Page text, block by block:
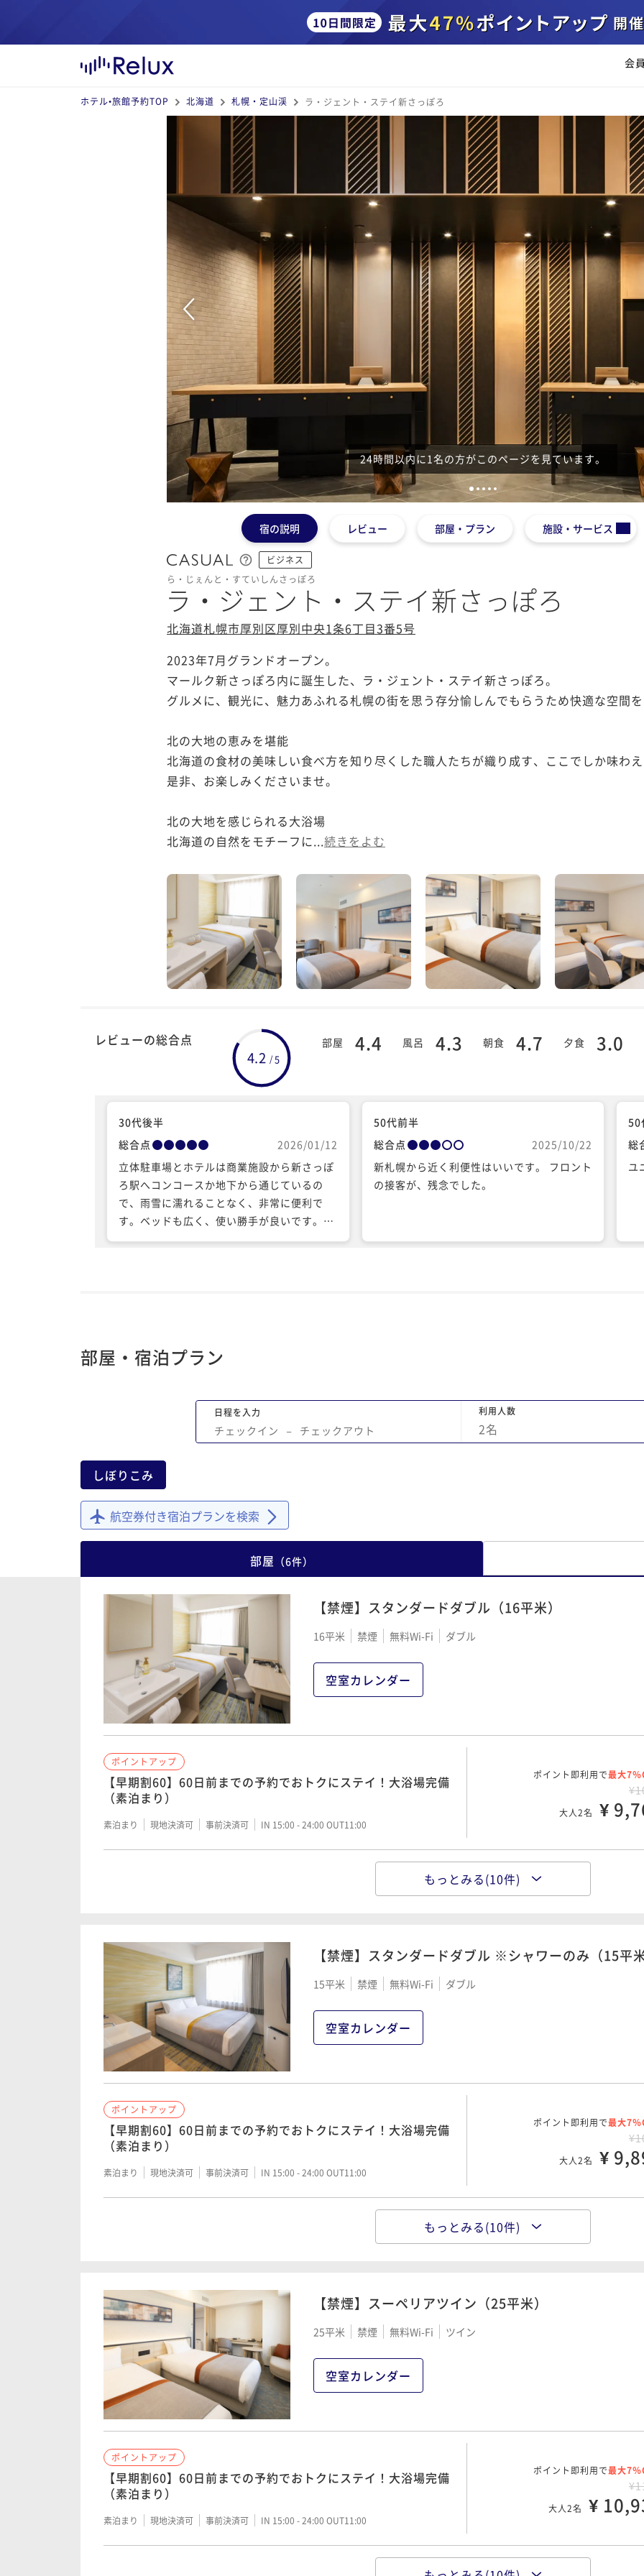
会
ホテル•旅館予約TOP 北海道 札幌・定山渓 ラ・ジェント・ステイ新さっぽろ
24時間以内に1名の方がこのページを見ています。
1 2 3 4 5
宿の説明 レビュー 部屋・プラン 施設・サービス
ビジネス
ら・じぇんと・すていしんさっぽろ
ラ・ジェント・ステイ新さっぽろ
北海道札幌市厚別区厚別中央1条6丁目3番5号
2023年7月グランドオープン。
マールク新さっぽろ内に誕生した、ラ・ジェント・ステイ新さっぽろ。
グルメに、観光に、魅力あふれる札幌の街を思う存分愉しんでもらうため快適な空間を
北の大地の恵みを堪能
北海道の食材の美味しい食べ方を知り尽くした職人たちが織り成す、ここでしか味わえ
是非、お楽しみくださいませ。
北の大地を感じられる大浴場
北海道の自然をモチーフに...続きをよむ
レビューの総合点
4.2 /5
部屋 4.4 風呂 4.3 朝食 4.7 夕食 3.0
30代後半
総合点
2026/01/12
立体駐車場とホテルは商業施設から新さっぽ
ろ駅へコンコースか地下から通じているの
で、雨雪に濡れることなく、非常に便利で
す。ベッドも広く、使い勝手が良いです。電
車の音も入ってこず、静かでした。駐車場は
50代前半
総合点
2025/10/22
新札幌から近く利便性はいいです。 フロント
の接客が、残念でした。
50
総
ユ
部屋・宿泊プラン
日程を入力
チェックイン − チェックアウト
利用人数
2名
しぼりこみ
航空券付き宿泊プランを検索
部屋 （6件）
【禁煙】スタンダードダブル（16平米）
16平米 禁煙 無料Wi-Fi ダブル
空室カレンダー
ポイントアップ
【早期割60】60日前までの予約でおトクにステイ！大浴場完備
（素泊まり）
素泊まり 現地決済可 事前決済可 IN 15:00 - 24:00 OUT11:00
ポイント即利用で最大7％
大人2名 ¥
【早期割45】45日前までの予約でおトクにステイ！大浴場完備
ポイントアップ
【早期割30】30日前までの予約でおトクにステイ！大浴場完備
（素泊まり）
素泊まり 現地決済可 事前決済可 IN 15:00 - 24:00 OUT11:00
¥
ポイントアップ
【早期割60】60日前までの予約でおトクにステイ！大浴場完備
（朝食付き）
朝食付き 現地決済可 事前決済可 IN 15:00 - 24:00 OUT11:00
ポイント即利用で 最大7％
大人2名 ¥
【シンプルステイ/素泊まり】JR新札幌駅＆地下鉄新さっぽろ駅
ポイント即利用で
【早期割45】45日前までの予約でおトクにステイ！大浴場完備
（朝食付き）
朝食付き 事前決済可 IN 15:00 - 24:00 OUT11:00
¥
ポイントアップ
【早期割30】30日前までの予約でおトクにステイ！大浴場完備
（朝食付き）
¥
もっとみる(10件)
【禁煙】スタンダードダブル ※シャワーのみ（15平米
15平米 禁煙 無料Wi-Fi ダブル
空室カレンダー
ポイントアップ
【早期割60】60日前までの予約でおトクにステイ！大浴場完備
（素泊まり）
素泊まり 現地決済可 事前決済可 IN 15:00 - 24:00 OUT11:00
ポイント即利用で最大7％
大人2名 ¥
【早期割45】45日前までの予約でおトクにステイ！大浴場完備
ポイントアップ
【早期割30】30日前までの予約でおトクにステイ！大浴場完備
（素泊まり）
素泊まり 事前決済可 IN 15:00 - 24:00 OUT11:00
¥
ポイントアップ
【早期割60】60日前までの予約でおトクにステイ！大浴場完備
（朝食付き）
朝食付き 現地決済可 事前決済可 IN 15:00 - 24:00 OUT11:00
ポイント即利用で 最大7％
大人2名 ¥
もっとみる(10件)
【禁煙】スーペリアツイン（25平米）
25平米 禁煙 無料Wi-Fi ツイン
空室カレンダー
ポイントアップ
【早期割60】60日前までの予約でおトクにステイ！大浴場完備
（素泊まり）
素泊まり 現地決済可 事前決済可 IN 15:00 - 24:00 OUT11:00
ポイント即利用で最大7％
大人2名 ¥